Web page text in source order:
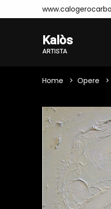
Kalòs
ARTISTA
Home Opere